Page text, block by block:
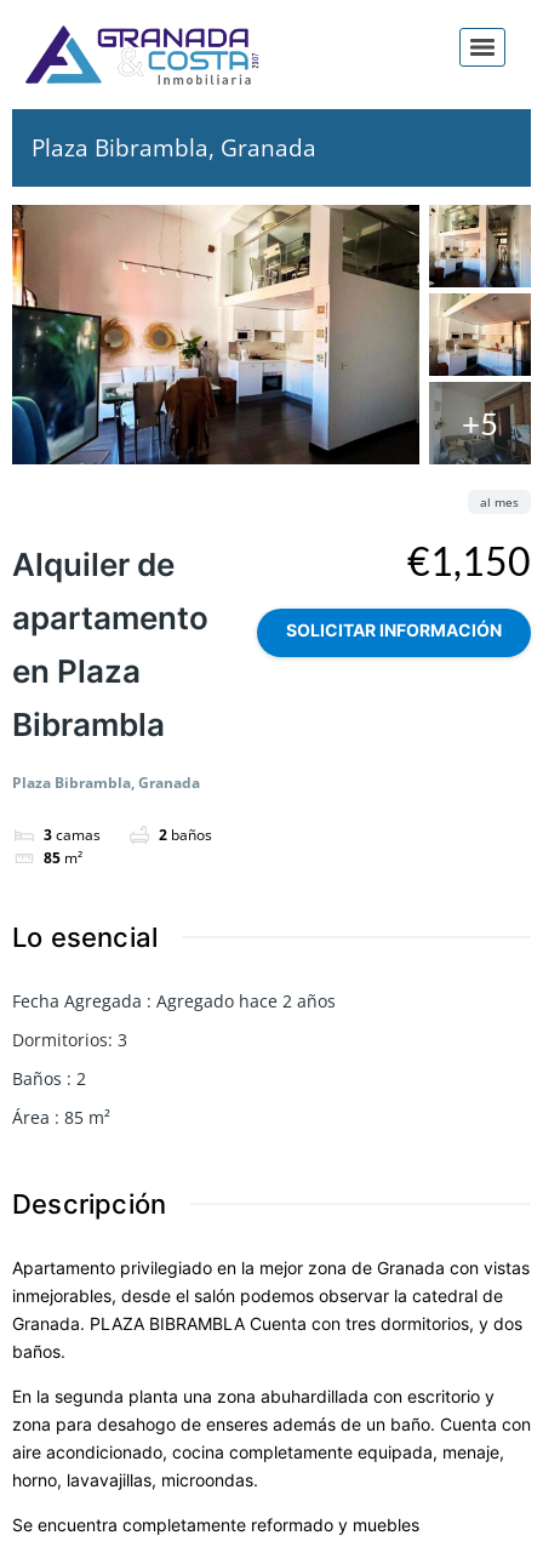
Plaza Bibrambla, Granada
+5
Alquiler de
apartamento
en Plaza
Bibrambla
Plaza Bibrambla, Granada
3camas 2 baños
85 m²
€1,150
al mes
SOLICITAR INFORMACIÓN
Lo esencial
Fecha Agregada : Agregado hace 2 años
Dormitorios: 3
Baños : 2
Área : 85 m²
Descripción
Apartamento privilegiado en la mejor zona de Granada con vistas
inmejorables, desde el salón podemos observar la catedral de
Granada. PLAZA BIBRAMBLA Cuenta con tres dormitorios, y dos
baños.
En la segunda planta una zona abuhardillada con escritorio y
zona para desahogo de enseres además de un baño. Cuenta con
aire acondicionado, cocina completamente equipada, menaje,
horno, lavavajillas, microondas.
Se encuentra completamente reformado y muebles